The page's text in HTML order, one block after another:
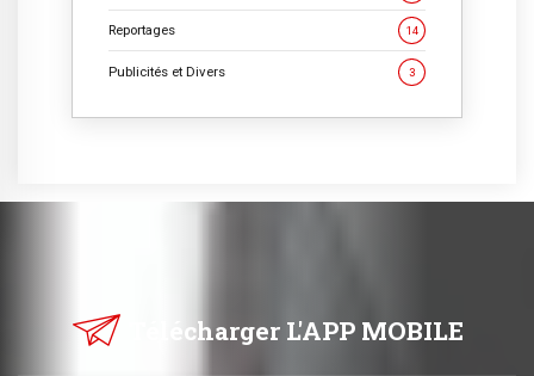
Reportages 14
Publicités et Divers 3
Télécharger L'APP MOBILE